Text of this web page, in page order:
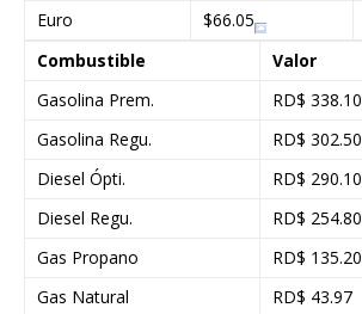
Euro
$66.05
Combustible
Valor
Gasolina Prem.
RD$ 338.10
Gasolina Regu.
RD$ 302.50
Diesel Ópti.
RD$ 290.10
Diesel Regu.
RD$ 254.80
Gas Propano
RD$ 135.20
Gas Natural
RD$ 43.97